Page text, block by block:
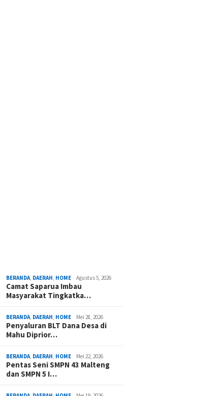
BERANDA DAERAH HOME Agustus 5, 2026
Camat Saparua Imbau
Masyarakat Tingkatka…
BERANDA DAERAH HOME Mei 28, 2026
Penyaluran BLT Dana Desa di
Mahu Diprior…
BERANDA DAERAH HOME Mei 22, 2026
Pentas Seni SMPN 43 Malteng
dan SMPN 5 I…